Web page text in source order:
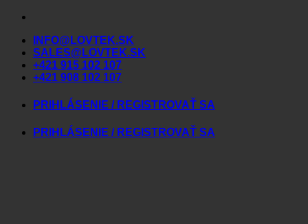
Skip
contentINFO@LOVTEK.SK
SALES@LOVTEK.SK
+421 915 102 107
+421 908 102 107
PRIHLÁSENIE / REGISTROVAŤ SA
PRIHLÁSENIE / REGISTROVAŤ SA